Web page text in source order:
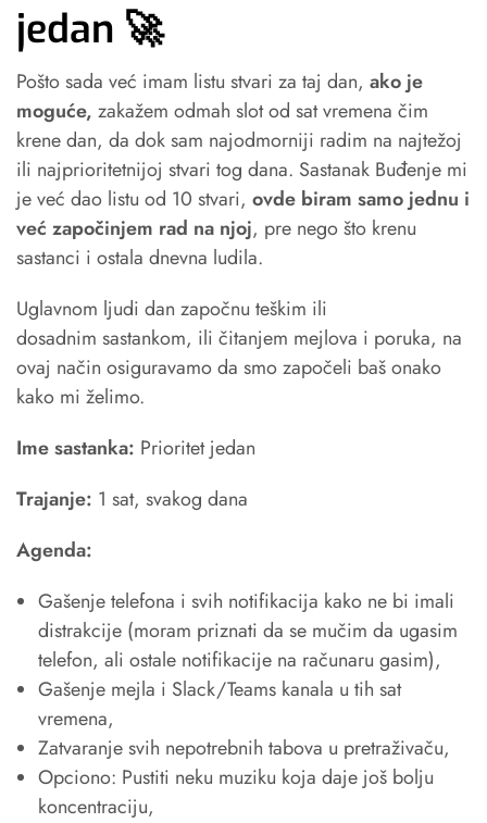
jedan 🚀
Pošto sada već imam listu stvari za taj dan, ako je
moguće, zakažem odmah slot od sat vremena čim
krene dan, da dok sam najodmorniji radim na najtežoj
ili najprioritetnijoj stvari tog dana. Sastanak Buđenje mi
je već dao listu od 10 stvari, ovde biram samo jednu i
već započinjem rad na njoj, pre nego što krenu
sastanci i ostala dnevna ludila.
Uglavnom ljudi dan započnu teškim ili
dosadnim sastankom, ili čitanjem mejlova i poruka, na
ovaj način osiguravamo da smo započeli baš onako
kako mi želimo.
Ime sastanka: Prioritet jedan
Trajanje: 1 sat, svakog dana
Agenda:
Gašenje telefona i svih notifikacija kako ne bi imali
distrakcije (moram priznati da se mučim da ugasim
telefon, ali ostale notifikacije na računaru gasim),
Gašenje mejla i Slack/Teams kanala u tih sat
vremena,
Zatvaranje svih nepotrebnih tabova u pretraživaču,
Opciono: Pustiti neku muziku koja daje još bolju
koncentraciju,